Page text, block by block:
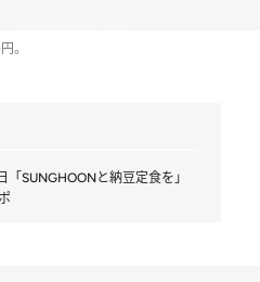
。
「SUNGHOONと納豆定食を」